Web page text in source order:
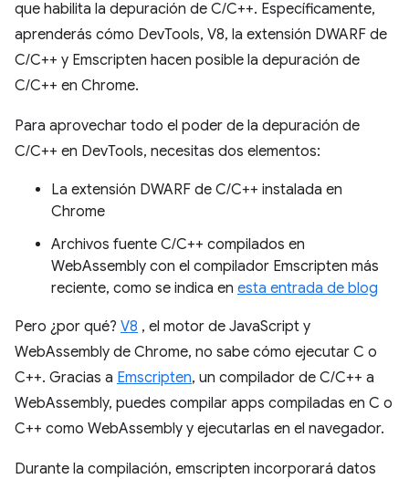
que habilita la depuración de C/C++. Específicamente,
aprenderás cómo DevTools, V8, la extensión DWARF de
C/C++ y Emscripten hacen posible la depuración de
C/C++ en Chrome.
Para aprovechar todo el poder de la depuración de
C/C++ en DevTools, necesitas dos elementos:
La extensión DWARF de C/C++ instalada en
Chrome
Archivos fuente C/C++ compilados en
WebAssembly con el compilador Emscripten más
reciente, como se indica en esta entrada de blog
Pero ¿por qué? V8 , el motor de JavaScript y
WebAssembly de Chrome, no sabe cómo ejecutar C o
C++. Gracias a Emscripten, un compilador de C/C++ a
WebAssembly, puedes compilar apps compiladas en C o
C++ como WebAssembly y ejecutarlas en el navegador.
Durante la compilación, emscripten incorporará datos